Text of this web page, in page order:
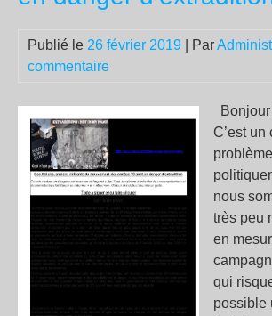
Publié le 26 février 2019 | Par
commentaire
C’est un
nous
très peu
en
qui
possible